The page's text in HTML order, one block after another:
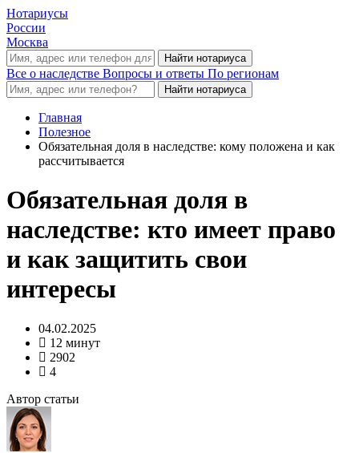
Нотариусы
России
Москва
Все о наследстве Вопросы и ответы По регионам
Главная
Полезное
Обязательная доля в наследстве: кому положена и как
рассчитывается
Обязательная доля в
наследстве: кто имеет право
и как защитить свои
интересы
04.02.2025
12 минут
2902
4
Автор статьи